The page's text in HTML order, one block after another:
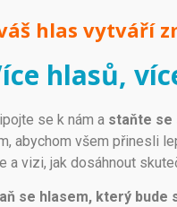
hlas vytváří
hlasů,
ipojte se k nám a staňte se
, abychom všem přinesli le
a vizi, jak dosáhnout skute
se hlasem, který bude